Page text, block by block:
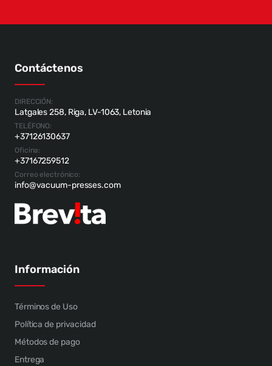
Contáctenos
DIRECCIÓN:
Latgales 258, Riga, LV-1063, Letonia
TELÉFONO:
+37126130637
Oficina:
+37167259512
Correo electrónico:
info@vacuum-presses.com
Información
Términos de Uso
Política de privacidad
Métodos de pago
Entrega